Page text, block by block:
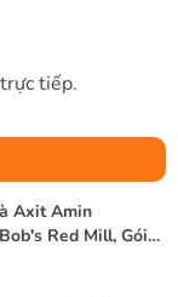
tiếp.
Axit Amin
Red Mill, Gói